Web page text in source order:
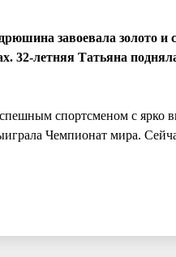
завоевала золото
32-летняя Татьяна
спортсменом с
Чемпионат мира.